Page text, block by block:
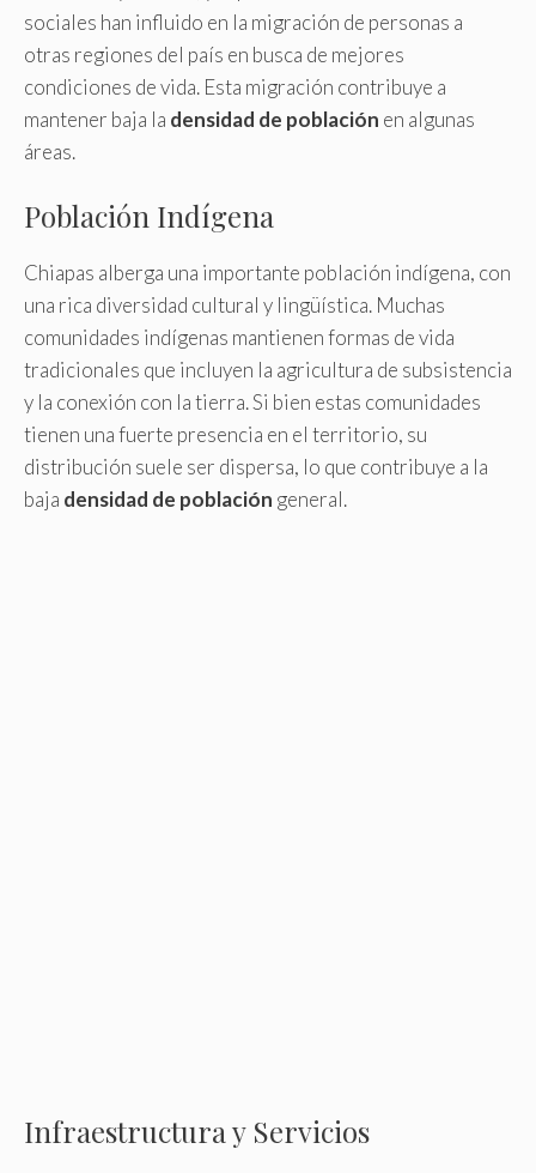
sociales han influido en la migración de personas a
otras regiones del país en busca de mejores
condiciones de vida. Esta migración contribuye a
mantener baja la densidad de población en algunas
áreas.
Población Indígena
Chiapas alberga una importante población indígena, con
una rica diversidad cultural y lingüística. Muchas
comunidades indígenas mantienen formas de vida
tradicionales que incluyen la agricultura de subsistencia
y la conexión con la tierra. Si bien estas comunidades
tienen una fuerte presencia en el territorio, su
distribución suele ser dispersa, lo que contribuye a la
baja densidad de población general.
Infraestructura y Servicios